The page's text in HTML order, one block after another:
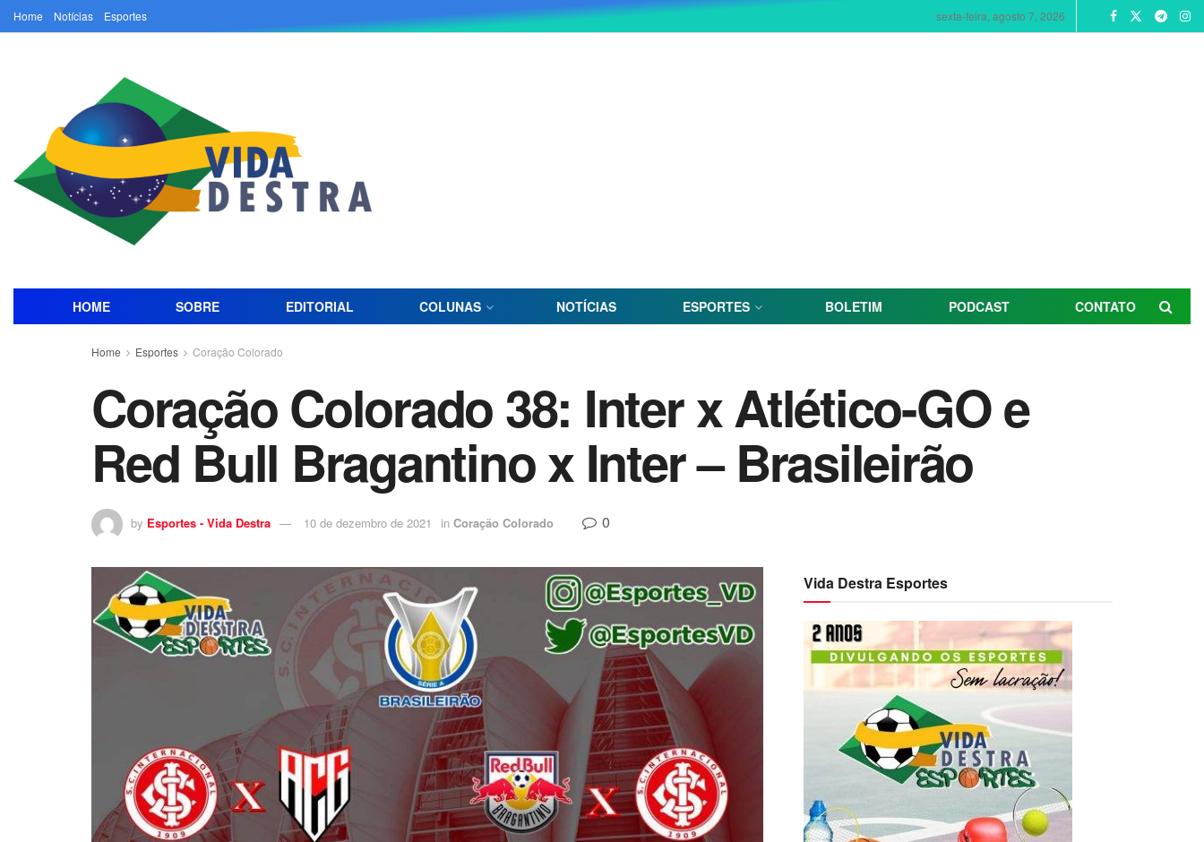
Home Notícias Esportes sexta-feira, agosto 7, 2026
HOME SOBRE EDITORIAL COLUNAS NOTÍCIAS ESPORTES BOLETIM PODCAST CONTATO
Home Esportes Coração Colorado
Coração Colorado 38: Inter x Atlético-GO e
Red Bull Bragantino x Inter – Brasileirão
by Esportes - Vida Destra 10 de dezembro de 2021 in Coração Colorado 0
Vida Destra Esportes